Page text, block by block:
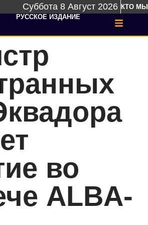
Суббота 8 Август 2026 КТО МЫ
РУССКОЕ ИЗДАНИЕ
во
ALBA-